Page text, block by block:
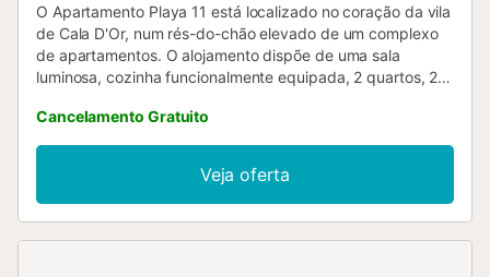
O Apartamento Playa 11 está localizado no coração da vila
de Cala D'Or, num rés-do-chão elevado de um complexo
de apartamentos. O alojamento dispõe de uma sala
luminosa, cozinha funcionalmente equipada, 2 quartos, 2
social, acomodando até 4 pessoas. Conta ainda com Wi-
Fi, ar condicionado, smart TV, berço e cadeira alta. Uma
varanda privada mobilada e um jardim com piscina
partilhada, equipada com espreguiçadeiras e chapéus de
sol, permitem refrescar-se nos dias quentes. O grande
Cancelamento Gratuito
Veja oferta